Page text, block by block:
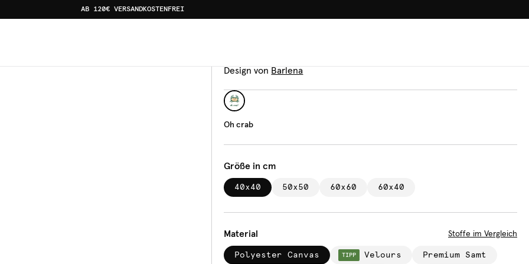
AB 120€ VERSANDKOSTENFREI
Kissen
Design von Barlena
Oh crab
Größe in cm
40x40 50x50 60x60 60x40
Material Stoffe im Vergleich
Polyester Canvas TIPP Velours Premium Samt